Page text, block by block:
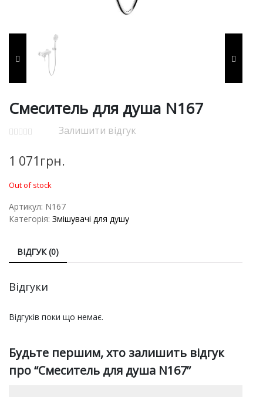
Смеситель для душа N167
Залишити відгук
1 071 грн.
Out of stock
Артикул: N167
Категорія: Змішувачі для душу
ВІДГУК (0)
Відгуки
Відгуків поки що немає.
Будьте першим, хто залишить відгук
про “Смеситель для душа N167”